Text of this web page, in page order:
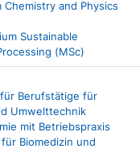
and Physics
Sustainable
(MSc)
Berufstätige für
Umwelttechnik
mit Betriebspraxis
Biomedizin und